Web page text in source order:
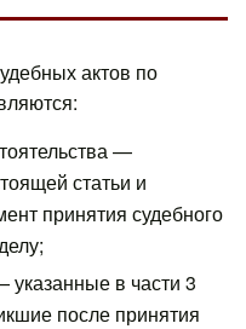
актов по
—
статьи и
принятия судебного
указанные в части 3
после принятия